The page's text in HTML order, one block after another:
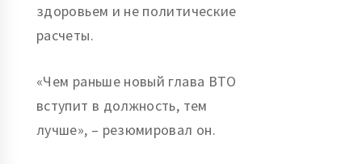
здоровьем и не политические
расчеты.
«Чем раньше новый глава ВТО
вступит в должность, тем
лучше», – резюмировал он.